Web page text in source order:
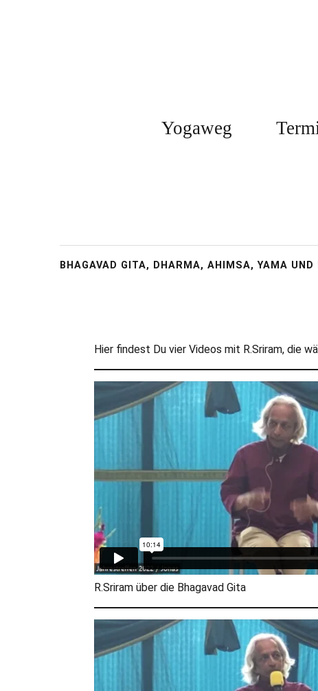
Yogaweg
BHAGAVAD GITA, DHARMA, AHIMSA, YAMA UND
Hier findest Du vier Videos mit R.Sriram, die
R.Sriram über die Bhagavad Gita